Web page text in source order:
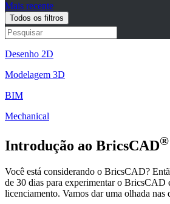
Mais recente
Todos os filtros
Desenho 2D
Modelagem 3D
BIM
Mechanical
Introdução ao BricsCAD®
Você está considerando o BricsCAD?
de 30 dias para experimentar o BricsCAD
licenciamento. Vamos dar uma olhada